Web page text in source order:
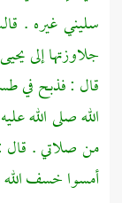
سليني غيره .
جلاوزتها إلىيحيى
قال : فذبح في
الله صلى الله
من صلاتي . قال :
أمسوا خسف الله